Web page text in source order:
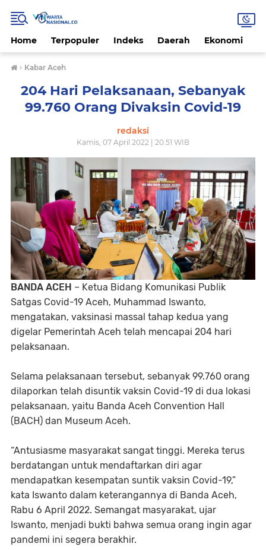
Home Terpopuler Indeks Daerah Ekonomi
› Kabar Aceh
204 Hari Pelaksanaan, Sebanyak
99.760 Orang Divaksin Covid-19
redaksi
Kamis, 07 April 2022 | 20.51 WIB
BANDA ACEH – Ketua Bidang Komunikasi Publik
Satgas Covid-19 Aceh, Muhammad Iswanto,
mengatakan, vaksinasi massal tahap kedua yang
digelar Pemerintah Aceh telah mencapai 204 hari
pelaksanaan.
Selama pelaksanaan tersebut, sebanyak 99.760 orang
dilaporkan telah disuntik vaksin Covid-19 di dua lokasi
pelaksanaan, yaitu Banda Aceh Convention Hall
(BACH) dan Museum Aceh.
“Antusiasme masyarakat sangat tinggi. Mereka terus
berdatangan untuk mendaftarkan diri agar
mendapatkan kesempatan suntik vaksin Covid-19,”
kata Iswanto dalam keterangannya di Banda Aceh,
Rabu 6 April 2022. Semangat masyarakat, ujar
Iswanto, menjadi bukti bahwa semua orang ingin agar
pandemi ini segera berakhir.